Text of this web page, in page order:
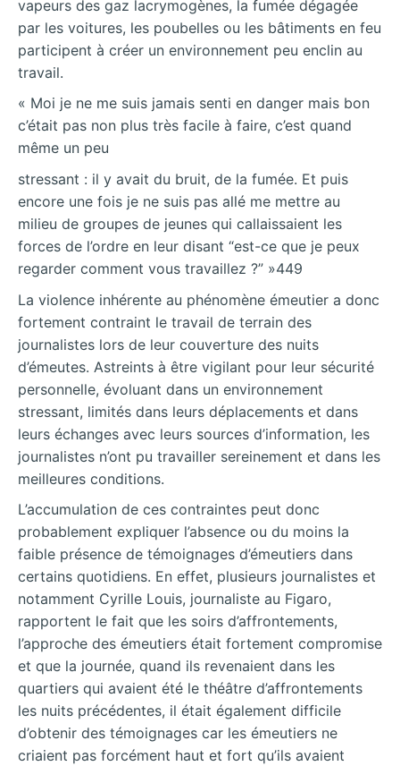
vapeurs des gaz lacrymogènes, la fumée dégagée
par les voitures, les poubelles ou les bâtiments en feu
participent à créer un environnement peu enclin au
travail.
« Moi je ne me suis jamais senti en danger mais bon
c’était pas non plus très facile à faire, c’est quand
même un peu
stressant : il y avait du bruit, de la fumée. Et puis
encore une fois je ne suis pas allé me mettre au
milieu de groupes de jeunes qui callaissaient les
forces de l’ordre en leur disant “est-ce que je peux
regarder comment vous travaillez ?” »449
La violence inhérente au phénomène émeutier a donc
fortement contraint le travail de terrain des
journalistes lors de leur couverture des nuits
d’émeutes. Astreints à être vigilant pour leur sécurité
personnelle, évoluant dans un environnement
stressant, limités dans leurs déplacements et dans
leurs échanges avec leurs sources d’information, les
journalistes n’ont pu travailler sereinement et dans les
meilleures conditions.
L’accumulation de ces contraintes peut donc
probablement expliquer l’absence ou du moins la
faible présence de témoignages d’émeutiers dans
certains quotidiens. En effet, plusieurs journalistes et
notamment Cyrille Louis, journaliste au Figaro,
rapportent le fait que les soirs d’affrontements,
l’approche des émeutiers était fortement compromise
et que la journée, quand ils revenaient dans les
quartiers qui avaient été le théâtre d’affrontements
les nuits précédentes, il était également difficile
d’obtenir des témoignages car les émeutiers ne
criaient pas forcément haut et fort qu’ils avaient